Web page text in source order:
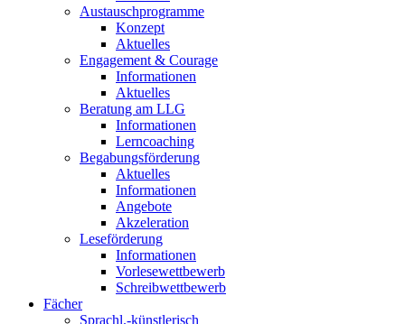
Austauschprogramme
Konzept
Aktuelles
Engagement & Courage
Informationen
Aktuelles
Beratung am LLG
Informationen
Lerncoaching
Begabungsförderung
Aktuelles
Informationen
Angebote
Akzeleration
Leseförderung
Informationen
Vorlesewettbewerb
Schreibwettbewerb
Fächer
Sprachl.-künstlerisch